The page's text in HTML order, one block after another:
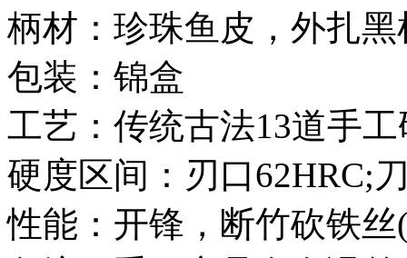
柄材：珍珠鱼皮，外扎
包装：锦盒
工艺：传统古法13道手
硬度区间：刃口62HRC;
性能：开锋，断竹砍铁